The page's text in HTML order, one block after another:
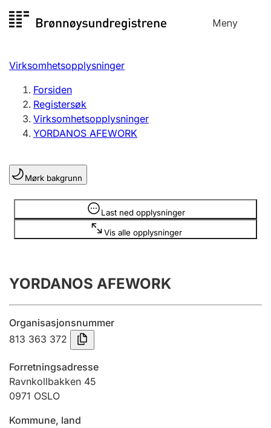
til
Meny
Registersøk
Aksjeselskap
Enkeltpersonforetak
Registrere, endre, slette
Lag og forening
Registrere, endre, slette
Årsregnskap
Innsending og forsinkelsesgebyr
Tinglysing
Jeger
Virksomhetsopplysninger
Forsiden
Registersøk
Virksomhetsopplysninger
YORDANOS AFEWORK
Mørk bakgrunn
Last ned opplysninger
Vis alle opplysninger
Opplysninger er skjult
YORDANOS AFEWORK
Organisasjonsnummer
813 363 372
Forretningsadresse
Ravnkollbakken 45
0971 OSLO
Kommune, land